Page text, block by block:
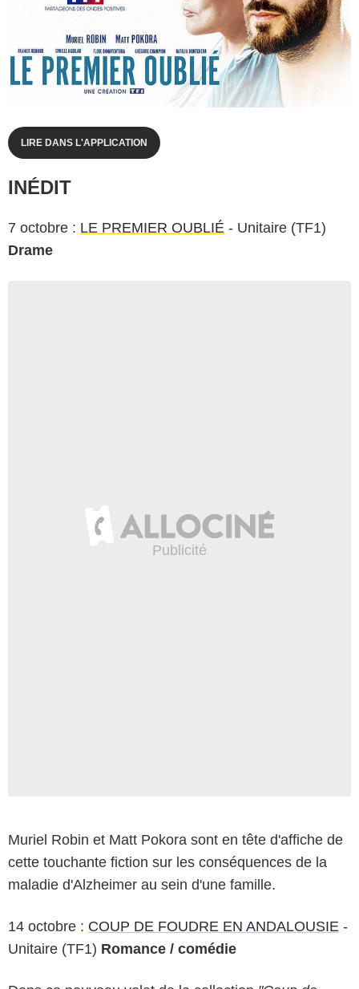
LIRE DANS L'APPLICATION
INÉDIT
7 octobre : LE PREMIER OUBLIÉ - Unitaire (TF1)
Drame
Muriel Robin et Matt Pokora sont en tête d'affiche de
cette touchante fiction sur les conséquences de la
maladie d'Alzheimer au sein d'une famille.
14 octobre : COUP DE FOUDRE EN ANDALOUSIE -
Unitaire (TF1) Romance / comédie